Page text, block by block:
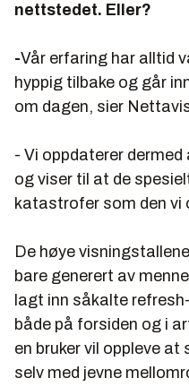
nettstedet. Eller?
-Vår erfaring har alltid
hyppig tilbake og går
om dagen, sier
- Vi oppdaterer
og viser til at de
katastrofer som den vi
De høye
bare generert av
lagt inn såkalte
både på forsiden og i
en bruker vil oppleve
selv med jevne